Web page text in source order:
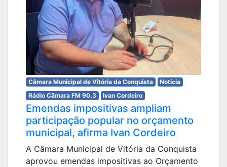
Câmara Municipal de Vitória da Conquista
Notícia
Rádio Câmara FM 90.3
Ivan Cordeiro
Emendas impositivas ampliam
participação popular no orçamento
municipal, afirma Ivan Cordeiro
A Câmara Municipal de Vitória da Conquista
aprovou emendas impositivas ao Orçamento